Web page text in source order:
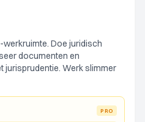
Doe juridisch
documenten en
jurisprudentie. Werk slimmer
PRO